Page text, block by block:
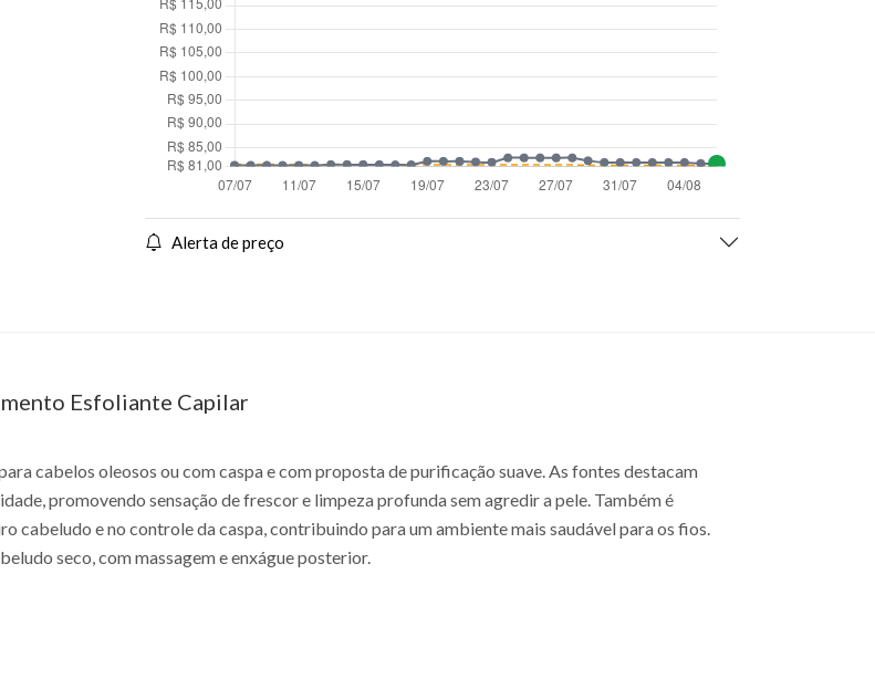
Alerta de preço
Esfoliante Capilar
cabelos oleosos ou com caspa e com proposta de purificação suave. As fontes destacam
promovendo sensação de frescor e limpeza profunda sem agredir a pele. Também é
cabeludo e no controle da caspa, contribuindo para um ambiente mais saudável para os fios.
seco, com massagem e enxágue posterior.